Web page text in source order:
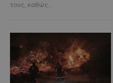
τους, καθώς...